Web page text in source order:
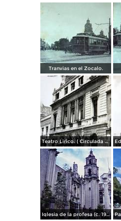
Tranvias en el Zocalo.
Teatro Lirico. ( Circulada el 1 de Agosto de 1926 ).
Iglesia de la profesa (c. 1950)